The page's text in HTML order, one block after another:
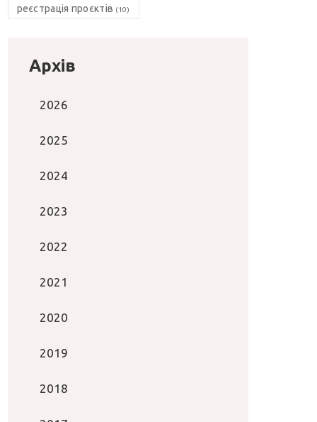
реєстрація проєктів (10)
Архів
2026
2025
2024
2023
2022
2021
2020
2019
2018